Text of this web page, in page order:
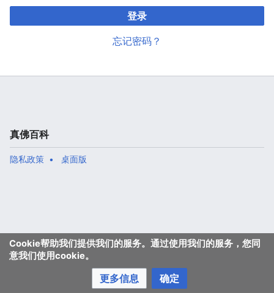
登录
忘记密码？
Cookie帮助我们提供我们的服务。通过使用我们的服务，您同
意我们使用cookie。
更多信息 确定
真佛百科
隐私政策 桌面版